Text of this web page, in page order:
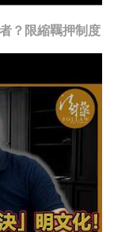
？限縮羈押制度